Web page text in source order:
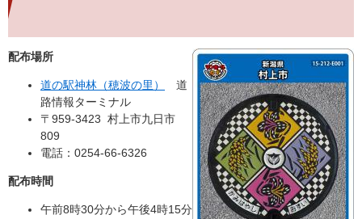
配布場所
道の駅神林（穂波の里）
道
路情報ターミナル
〒959-3423 村上市九日市
809
電話：0254-66-6326
配布時間
午前8時30分から午後4時15分